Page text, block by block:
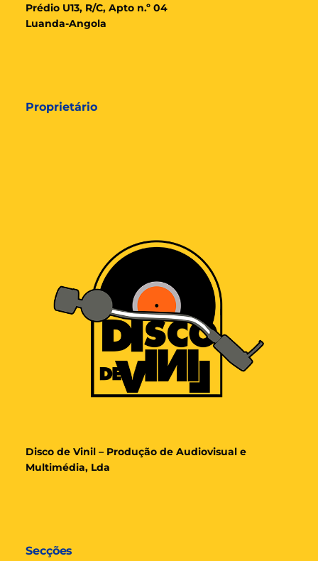
Prédio U13, R/C, Apto n.º 04
Luanda-Angola
Proprietário
Disco de Vinil – Produção de Audiovisual e
Multimédia, Lda
Secções